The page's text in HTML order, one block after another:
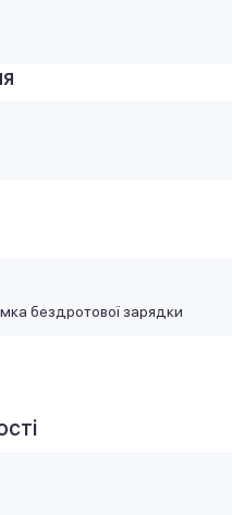
бездротової зарядки